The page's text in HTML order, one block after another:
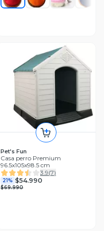
Pet's Fun
Casa perro Premium
96.5x105x98.5 cm
3.9(7)
21% $54.990
$69.990